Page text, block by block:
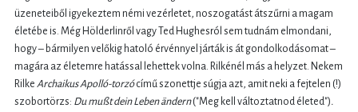
üzeneteiből igyekeztem némi vezérletet, noszogatást átszűrni a magam
életébe is. Még Hölderlinről vagy Ted Hughesról sem tudnám elmondani,
hogy – bármilyen velőkig hatoló érvénnyel járták is át gondolkodásomat –
magára az életemre hatással lehettek volna. Rilkénél más a helyzet. Nekem
Rilke Archaikus Apolló-torzócímű szonettje súgja azt, amit neki a fejtelen (!)
szobortörzs: Du mußt dein Leben ändern("Meg kell változtatnod életed")